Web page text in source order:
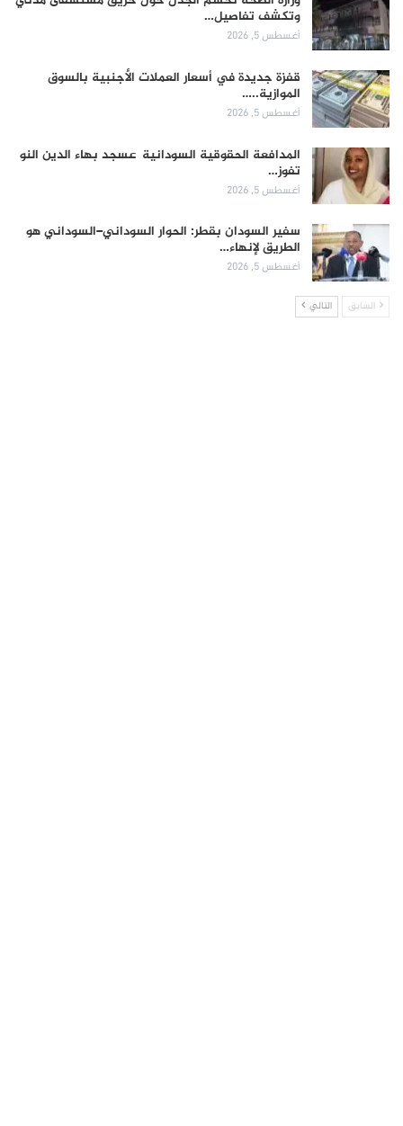
وتكشف تفاصيل…
أغسطس 5, 2026
قفزة جديدة في أسعار العملات الأجنبية بالسوق
الموازية..…
أغسطس 5, 2026
المدافعة الحقوقية السودانية عسجد بهاء الدين النو
تفوز…
أغسطس 5, 2026
سفير السودان بقطر: الحوار السوداني–السوداني هو
الطريق لإنهاء…
أغسطس 5, 2026
السابق التالي